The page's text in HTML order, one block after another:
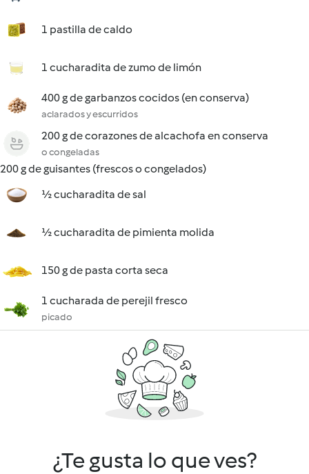
1 pastilla de caldo
1 cucharadita de zumo de limón
400 g de garbanzos cocidos (en conserva)
aclarados y escurridos
200 g de corazones de alcachofa en conserva
o congeladas
200 g de guisantes (frescos o congelados)
½ cucharadita de sal
½ cucharadita de pimienta molida
150 g de pasta corta seca
1 cucharada de perejil fresco
picado
¿Te gusta lo que ves?